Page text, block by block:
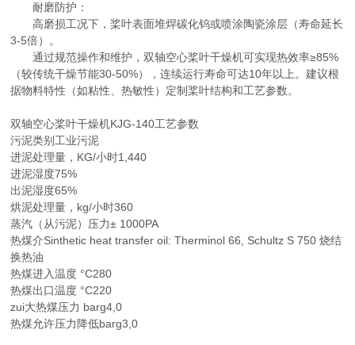
耐磨防护：
高磨损工况下，桨叶表面堆焊碳化钨或喷涂陶瓷涂层（寿命延长
3-5倍）。
通过规范操作和维护，双轴空心桨叶干燥机可实现热效率≥85%
（较传统干燥节能30-50%），连续运行寿命可达10年以上。建议根
据物料特性（如粘性、热敏性）定制桨叶结构和工艺参数。
双轴空心桨叶干燥机KJG-140工艺参数
污泥类别工业污泥
进泥处理量，KG/小时1,440
进泥湿度75%
出泥湿度65%
烘泥处理量，kg/小时360
蒸汽（从污泥）压力± 1000PA
热煤介Sinthetic heat transfer oil: Therminol 66, Schultz S 750 烧结
换热油
热煤进入温度 °C280
热煤出口温度 °C220
zui大热煤压力 barg4,0
热煤允许压力降低barg3,0